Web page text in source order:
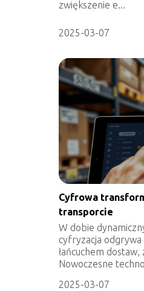
zwiększenie e...
2025-03-07
Cyfrowa
transporcie
W dobie
cyfryzacja
łańcuchem
Nowoczesne
2025-03-07